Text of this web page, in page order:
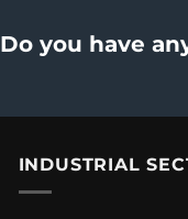
Do you have
INDUSTRIAL